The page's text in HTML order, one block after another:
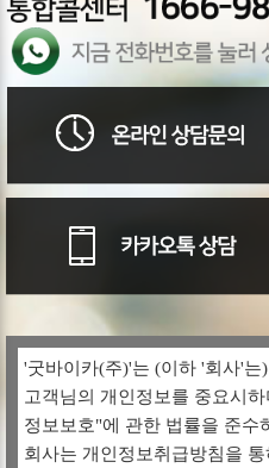
'굿바이카(주)'는 (이하 '회사'는)
고객님의 개인정보를 중요시
정보보호"에 관한 법률을 준수
회사는 개인정보취급방침을